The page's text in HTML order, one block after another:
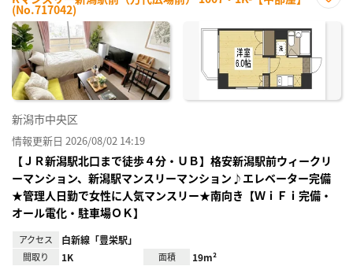
(No.717042)
に入
新潟市中央区
情報更新日 2026/08/02 14:19
【ＪＲ新潟駅北口まで徒歩４分・ＵＢ】格安新潟駅前ウィークリ
ーマンション、新潟駅マンスリーマンション♪エレベーター完備
★管理人日勤で女性に人気マンスリー★南向き【ＷｉＦｉ完備・
オール電化・駐車場ＯＫ】
アクセス 白新線「豊栄駅」
間取り 1K 面積 19m²